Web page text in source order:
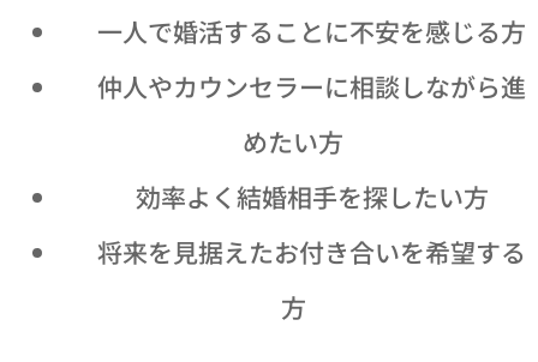
🤝 一人で婚活することに不安を感じる方
💕 仲人やカウンセラーに相談しながら進
めたい方
🎯 効率よく結婚相手を探したい方
😊 将来を見据えたお付き合いを希望する
方